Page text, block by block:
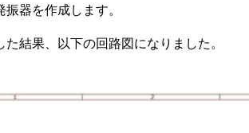
器を作成します。
た結果、以下の回路図になりました。